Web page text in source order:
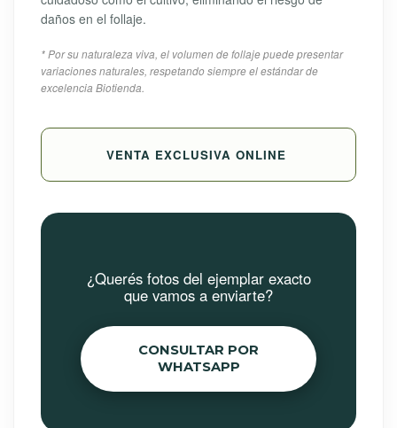
daños en el follaje.
* Por su naturaleza viva, el volumen de follaje puede presentar
variaciones naturales, respetando siempre el estándar de
excelencia Biotienda.
VENTA EXCLUSIVA ONLINE
¿Querés fotos del ejemplar exacto
que vamos a enviarte?
CONSULTAR POR
WHATSAPP